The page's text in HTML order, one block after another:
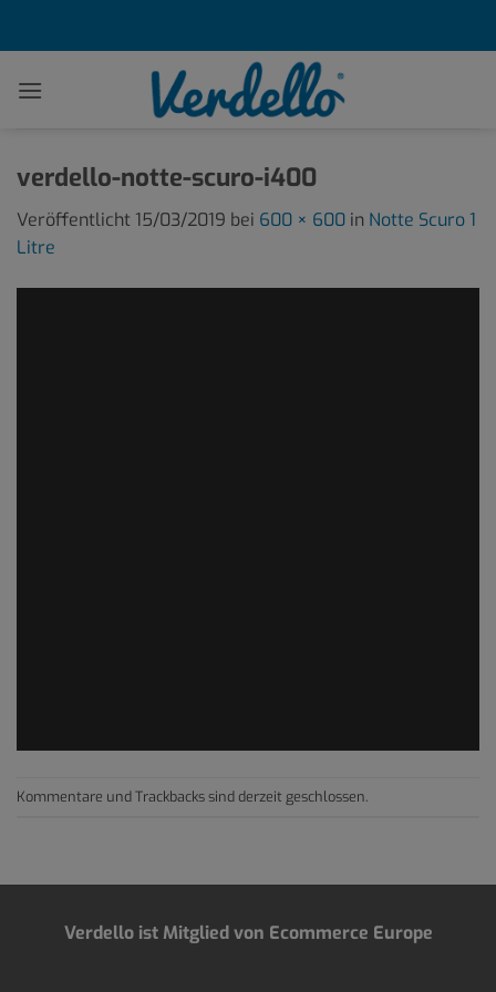
verdello-notte-scuro-i400
Veröffentlicht 15/03/2019 bei 600 × 600 in Notte Scuro 1
Litre
Kommentare und Trackbacks sind derzeit geschlossen.
Verdello ist Mitglied von Ecommerce Europe